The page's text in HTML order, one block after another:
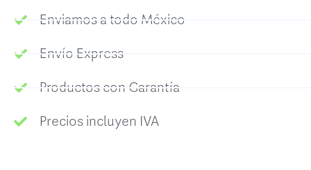
Enviamos a todo México
Envío Express
Productos con Garantía
Precios incluyen IVA